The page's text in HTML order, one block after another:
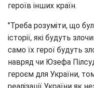
героїв інших країн.
"Треба розуміти, що
історії, які будуть
само їх герої будуть
навряд чи Юзефа
героєм для України,